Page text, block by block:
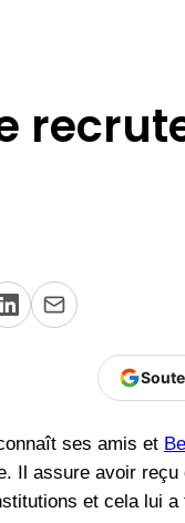
ses amis et
Il assure avoir
et cela lui